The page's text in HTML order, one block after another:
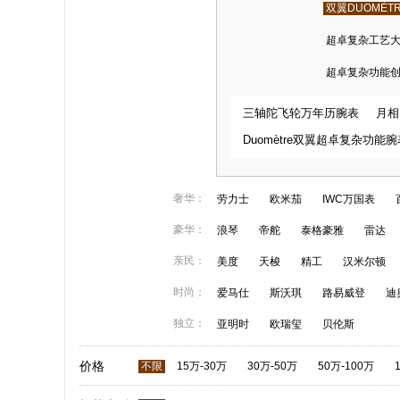
双翼
超卓复杂工艺
超卓复杂功能
三轴陀飞轮万年历腕表
月
Duomètre双翼超卓复杂功能腕
奢华： 劳力士 欧米茄 IWC万国表
豪华： 浪琴 帝舵 泰格豪雅 雷达
亲民： 美度 天梭 精工 汉米尔顿
时尚： 爱马仕 斯沃琪 路易威登 迪
独立： 亚明时 欧瑞玺 贝伦斯
价格 不限 15万-30万 30万-50万 50万-100万